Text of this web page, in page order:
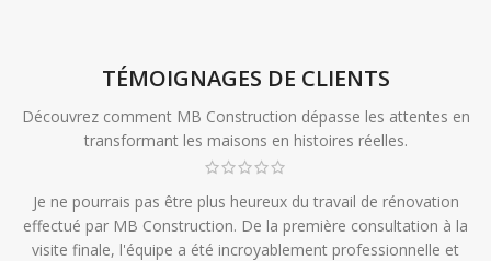
TÉMOIGNAGES DE CLIENTS
Découvrez comment MB Construction dépasse les attentes en
transformant les maisons en histoires réelles.
Je ne pourrais pas être plus heureux du travail de rénovation
effectué par MB Construction. De la première consultation à la
visite finale, l'équipe a été incroyablement professionnelle et